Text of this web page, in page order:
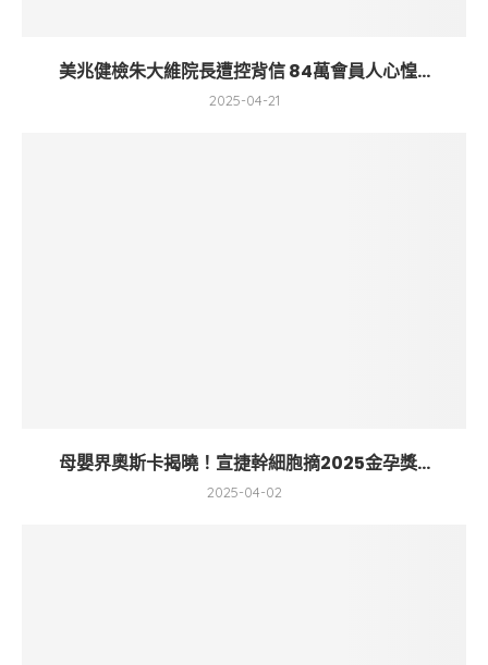
美兆健檢朱大維院長遭控背信 84萬會員人心惶...
2025-04-21
母嬰界奧斯卡揭曉！宣捷幹細胞摘2025金孕獎...
2025-04-02